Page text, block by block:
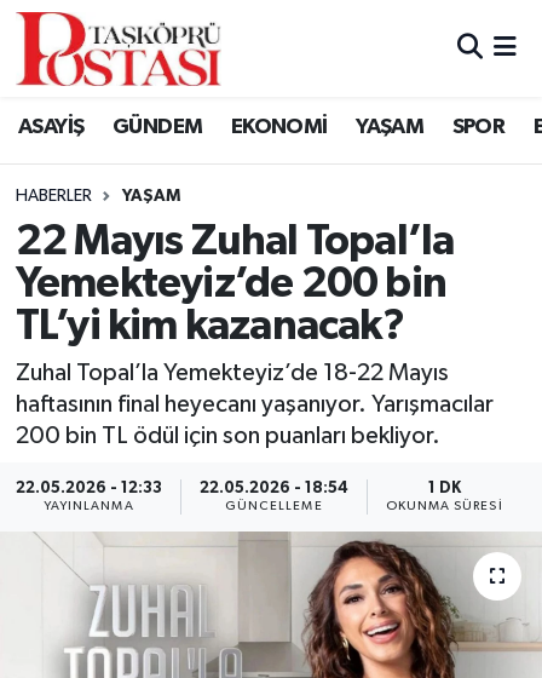
ASAYİŞ GÜNDEM EKONOMİ YAŞAM SPOR
HABERLER YAŞAM
22 Mayıs Zuhal Topal’la
Yemekteyiz’de 200 bin
TL’yi kim kazanacak?
Zuhal Topal’la Yemekteyiz’de 18-22 Mayıs
haftasının final heyecanı yaşanıyor. Yarışmacılar
200 bin TL ödül için son puanları bekliyor.
22.05.2026 - 12:33
YAYINLANMA
22.05.2026 - 18:54
GÜNCELLEME
1 DK
OKUNMA SÜRESI
Kastamonu Vefat Edenler
Araç Haberleri
Azdavay Haberleri
Bozkurt Haberleri
Daday Haberleri
Devrekani Haberleri